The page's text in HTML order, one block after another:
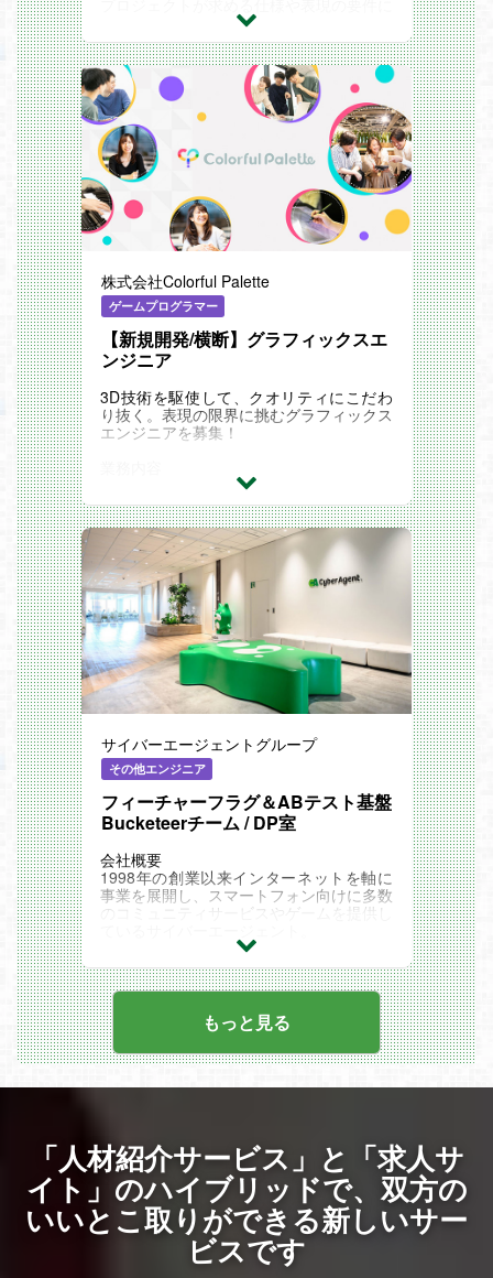
DMM GAMESプラットフォームを牽引す
るハイレベルなコンテンツを制作すること
をミッションとした部署です。
・表現の自由が利きやすいアダルトな環境
で、様々なアートディレクション、コンテ
ンツ制作をおこなえます。
・プロジェクトに裁量を持って取り組める
ため、担当いただいたタイトルを通じて、
プラットフォームやユーザーに影響を与え
ることができます。
・社歴の長いメンバーと新規メンバーが1:
1くらいの割合且つ非常にフラットでフラ
ンクな雰囲気のチームで、新しく入った方
も馴染みやすい環境です。
「DMM GAMESの強み」
・DMM GAMESのみで国内最大級という
膨大な規模を誇るユーザーを持つプラット
フォームに対してタイトルをリリースして
います。
・自社制作タイトルのみならず、プラット
フォーマーとしても大規模に事業を展開し
ており、潤沢な投資原資を稼ぎ出していま
す。
・豊富なタイトルやプロダクト・サービス
をリリースする環境下で、担当領域で様々
ニメ事業部などと連携したメディアミック
スを等の幅の広い事業展開が可能です。
応じて、職種に捕らわれずコミュニケーシ
ョンをとって問題/課題の解決を行ってい
ただきます。
※リーダー経験者は、当初は高度技術者と
して就業開始し、社内開発フローを把握し
た後にリーダー就任していただきます。
・担当タイトルのゲーム進行を制御する各
種システム設計、プレイヤー挙動、エネミ
ー、UIなどのシステム設計、オブジェクト
作成
・物理挙動などを活用したゲーム演出表現
の実装
・企画の実現性の検証、仕様や技術課題の
改善提案や実行
・(リーダー)プログラムメンバーのスケジ
ュール策定、進捗管理、技術/業務指導
【雇用形態】
正社員
※ご経験やスキルに応じ、契約社員での提
示となる場合がございます。
【開発環境】 ・プラットフォーム：PS4/
PS5/Switch/XboxOne/XboxSeries/Window
s(Steam)など。
n 等
【想定タイトル】 「ソニック」シリーズ
http://sonic.sega.jp/SonicChannel/index.ht
ml https://www.olympicvideogames.com/t
okyo2020/jp/
株式会社Colorful Palette
ゲームプログラマー
【新規開発/横断】グラフィックスエ
ンジニア
3D技術を駆使して、クオリティにこだわ
り抜く。表現の限界に挑むグラフィックス
エンジニアを募集！
Colorful Paletteは、ファンファーストで最
高の体験を与えるゲーム開発を目指してお
り、エンジニアも開発業務に留まらず、サ
ービスの企画や運用に深く携わる文化があ
ります。
現在、運営・開発中タイトルの表現力向上
に加え、中長期的な視点で次世代タイトル
を見据えたR&D（研究開発）組織を立ち
上げることとなりました。
本ポジションでは、既存・新規タイトルの
ブラッシュアップや新設されたR&D組織
におけるグラフィックス領域の開発を担っ
ていただきます。
配属先については、これまでのご経験や適
性、そして今後の志向性を考慮した上で、
最も力を発揮いただける場を検討いたしま
す。
＜開発環境＞
Unity（C#, Scriptable Render Pipeline, HL
Unreal Engine (C++, HLSL）
＜具体的な業務内容＞
ゲームプロダクト向けのグラフィックス関
アーティストと連携しながらのシェーダー
グラフィックス周辺の開発者向けのツール
整備
グラフィックス周辺のパフォーマンス計
測・最適化
＜業務の魅力＞
本ポジションの最大の魅力は、プロダクト
ィにダイレクトに結びつく環境のため、自
身の仕事がプロダクトの価値を左右してい
るという確かな手応えを感じながら開発に
臨めます。
また、職種の垣根を越えてクリエイターと
同じ目線に立ち、深く議論しながらよりよ
い表現を目指していくことができる点も当
サイバーエージェントグループ
その他エンジニア
フィーチャーフラグ＆ABテスト基盤
Bucketeerチーム / DP室
会社概要
1998年の創業以来インターネットを軸に
事業を展開し、スマートフォン向けに多数
のコミュニティサービスやゲームを提供し
ブログを中心とした「Ameba」をリリー
ス。
その後、新しい未来のテレビ「ABEMA」
を開局し音楽ストリーミングサービス「A
WA」や、LDHのコンテンツを楽しめる
「CL」、競輪を“若者が楽しめるエンタ
メ“にすることを目指した「WINTICKET」
様々なメディアサービスを提供していま
BucketeerはABEMA発のフィーチャーフラ
グマネジメント・ABテストシステムで、A
BEMAの開発高速化、仮説検証に大きく貢
献してきました。
この開発体験と文化をメディア管轄および
CAグループに広めるために組織的に開発
生産性向上のスキーム作りや文化醸成にコ
ミットする全社組織Developer Productivit
もっと見る
「人材紹介サービス」と「求人サ
イト」のハイブリッドで、双方の
いいとこ取りができる新しいサー
ビスです